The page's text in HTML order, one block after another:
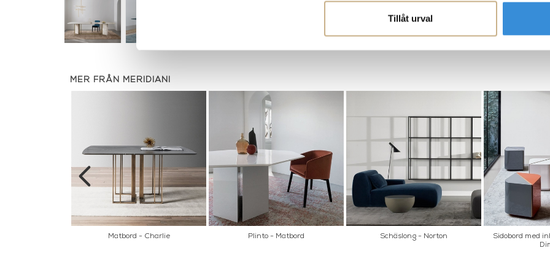
Tillåt urval
MER FRÅN MERIDIANI
Matbord - Charlie Plinto - Matbord Schäslong - Norton
Sidobord med